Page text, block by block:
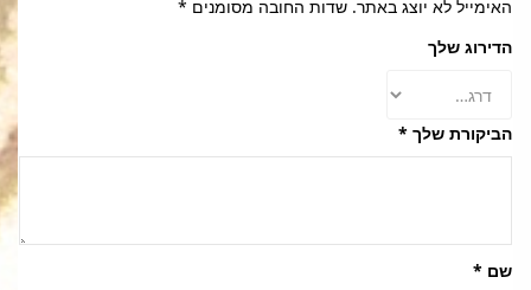
האימייל לא יוצג באתר. שדות החובה מסומנים *
הדירוג שלך
הביקורת שלך *
שם *